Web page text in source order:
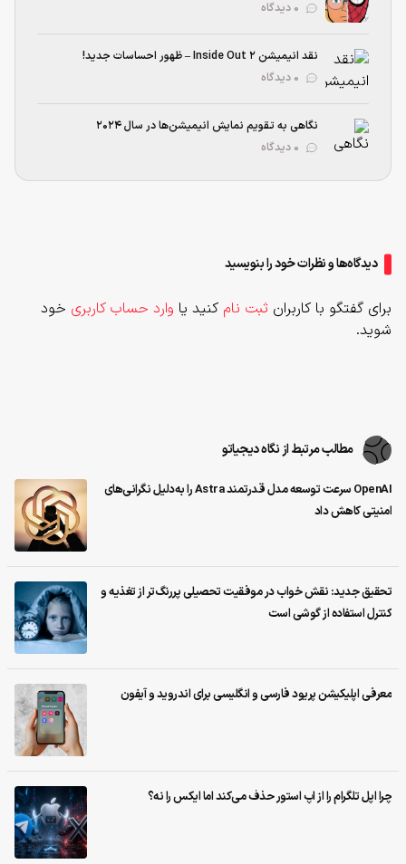
نقد انیمیشن Inside Out 2 – ظهور احساسات جدید!
نگاهی به تقویم نمایش انیمیشن‌‌ها در سال ۲۰۲۴
دیدگاه‌ها و نظرات خود را بنویسید
برای گفتگو با کاربران ثبت نام کنید یا وارد حساب کاربری خود
شوید.
مطالب مرتبط از نگاه دیجیاتو
OpenAI سرعت توسعه مدل قدرتمند Astra را به‌دلیل نگرانی‌های
امنیتی کاهش داد
تحقیق جدید: نقش خواب در موفقیت تحصیلی پررنگ‌تر از تغذیه و
کنترل استفاده از گوشی است
معرفی اپلیکیشن‌ پریود فارسی و انگلیسی برای اندروید و آیفون
چرا اپل تلگرام را از اپ استور حذف می‌کند اما ایکس را نه؟